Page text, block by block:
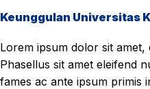
Keunggulan Universitas
Lorem ipsum dolor sit amet,
Phasellus sit amet eleifend
fames ac ante ipsum primis